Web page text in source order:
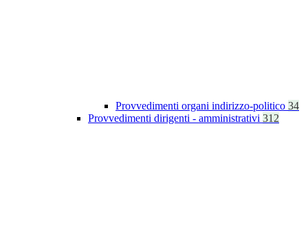
Provvedimenti organi indirizzo-politico 34
Provvedimenti dirigenti - amministrativi 312